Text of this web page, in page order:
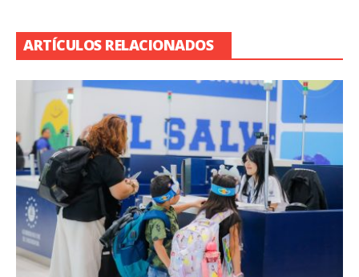
ARTÍCULOS RELACIONADOS